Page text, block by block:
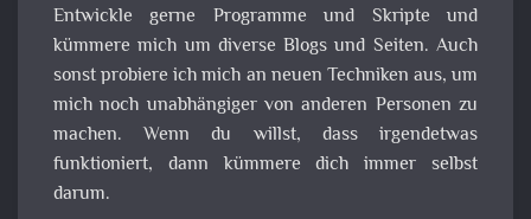
Entwickle gerne Programme und Skripte und
kümmere mich um diverse Blogs und Seiten. Auch
sonst probiere ich mich an neuen Techniken aus, um
mich noch unabhängiger von anderen Personen zu
machen. Wenn du willst, dass irgendetwas
funktioniert, dann kümmere dich immer selbst
darum.